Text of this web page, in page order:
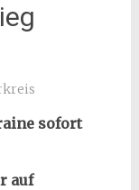
sofort
auf